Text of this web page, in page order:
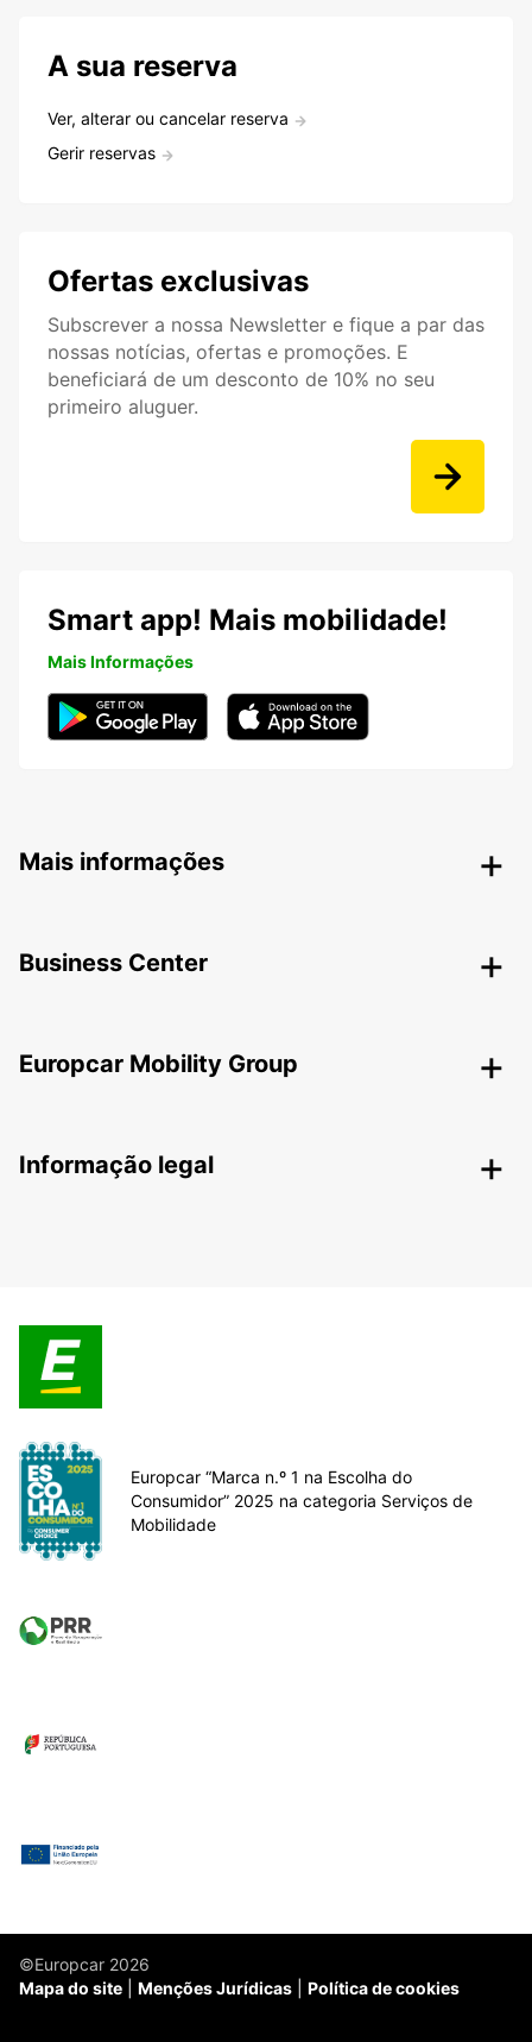
A sua reserva
Ver, alterar ou cancelar reserva
Gerir reservas
Ofertas exclusivas
Subscrever a nossa Newsletter e fique a par das
nossas notícias, ofertas e promoções. E
beneficiará de um desconto de 10% no seu
primeiro aluguer.
Smart app! Mais mobilidade!
Mais Informações
Mais informações
Business Center
Europcar Mobility Group
Informação legal
Europcar “Marca n.º 1 na Escolha do
Consumidor” 2025 na categoria Serviços de
Mobilidade
©Europcar 2026
Mapa do site
Menções Jurídicas Política de cookies